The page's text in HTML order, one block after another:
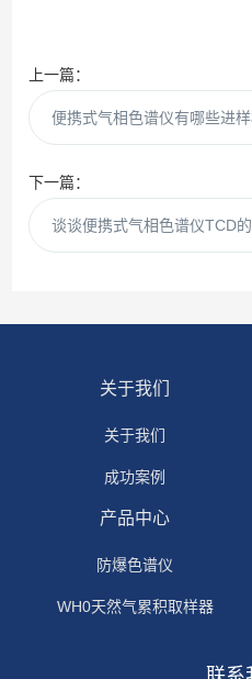
上一篇：
便携式气相色谱仪有哪些进样
下一篇：
谈谈便携式气相色谱仪TCD
关于我们
关于我们
成功案例
产品中心
防爆色谱仪
WH0天然气累积取样器